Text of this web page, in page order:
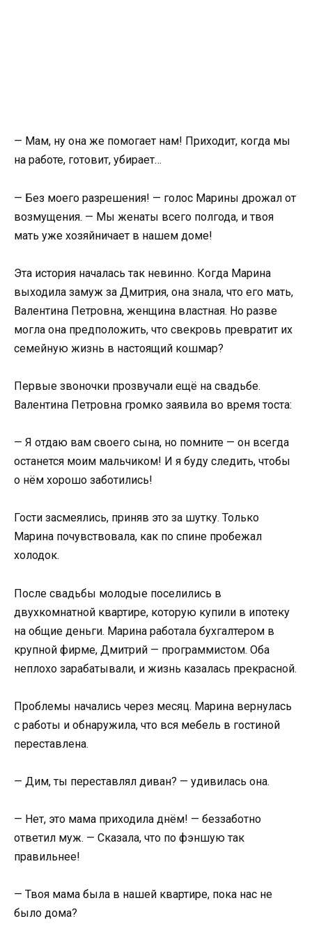
— Мам, ну она же помогает нам! Приходит, когда мы
на работе, готовит, убирает…
— Без моего разрешения! — голос Марины дрожал от
возмущения. — Мы женаты всего полгода, и твоя
мать уже хозяйничает в нашем доме!
Эта история началась так невинно. Когда Марина
выходила замуж за Дмитрия, она знала, что его мать,
Валентина Петровна, женщина властная. Но разве
могла она предположить, что свекровь превратит их
семейную жизнь в настоящий кошмар?
Первые звоночки прозвучали ещё на свадьбе.
Валентина Петровна громко заявила во время тоста:
— Я отдаю вам своего сына, но помните — он всегда
останется моим мальчиком! И я буду следить, чтобы
о нём хорошо заботились!
Гости засмеялись, приняв это за шутку. Только
Марина почувствовала, как по спине пробежал
холодок.
После свадьбы молодые поселились в
двухкомнатной квартире, которую купили в ипотеку
на общие деньги. Марина работала бухгалтером в
крупной фирме, Дмитрий — программистом. Оба
неплохо зарабатывали, и жизнь казалась прекрасной.
Проблемы начались через месяц. Марина вернулась
с работы и обнаружила, что вся мебель в гостиной
переставлена.
— Дим, ты переставлял диван? — удивилась она.
— Нет, это мама приходила днём! — беззаботно
ответил муж. — Сказала, что по фэншую так
правильнее!
— Твоя мама была в нашей квартире, пока нас не
было дома?